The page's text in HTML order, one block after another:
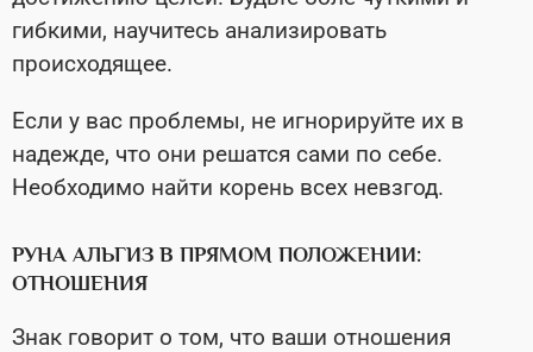
гибкими, научитесь анализировать
происходящее.
Если у вас проблемы, не игнорируйте их в
надежде, что они решатся сами по себе.
Необходимо найти корень всех невзгод.
РУНА АЛЬГИЗ В ПРЯМОМ ПОЛОЖЕНИИ:
ОТНОШЕНИЯ
Знак говорит о том, что ваши отношения